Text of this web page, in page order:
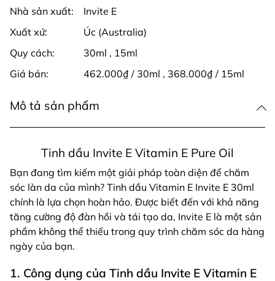
Nhà sản xuất:
Invite E
Xuất xứ:
Úc (Australia)
Quy cách:
30ml , 15ml
Giá bán:
462.000₫ / 30ml , 368.000₫ / 15ml
Mô tả sản phẩm
Tinh dầu Invite E Vitamin E Pure Oil
Bạn đang tìm kiếm một giải pháp toàn diện để chăm
sóc làn da của mình? Tinh dầu Vitamin E Invite E 30ml
chính là lựa chọn hoàn hảo. Được biết đến với khả năng
tăng cường độ đàn hồi và tái tạo da, Invite E là một sản
phẩm không thể thiếu trong quy trình chăm sóc da hàng
ngày của bạn.
1. Công dụng của Tinh dầu Invite E Vitamin E